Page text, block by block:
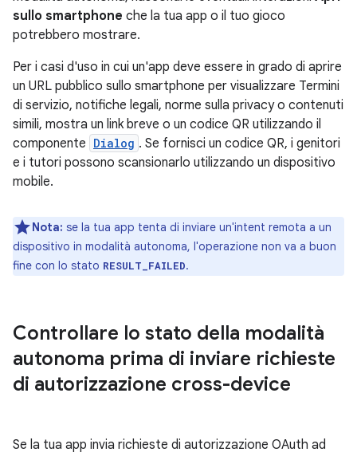
sullo smartphone che la tua app o il tuo gioco
potrebbero mostrare.
Per i casi d'uso in cui un'app deve essere in grado di aprire
un URL pubblico sullo smartphone per visualizzare Termini
di servizio, notifiche legali, norme sulla privacy o contenuti
simili, mostra un link breve o un codice QR utilizzando il
componente Dialog . Se fornisci un codice QR, i genitori
e i tutori possono scansionarlo utilizzando un dispositivo
mobile.
Nota: se la tua app tenta di inviare un'intent remota a un
dispositivo in modalità autonoma, l'operazione non va a buon
fine con lo stato RESULT_FAILED.
Controllare lo stato della modalità
autonoma prima di inviare richieste
di autorizzazione cross-device
Se la tua app invia richieste di autorizzazione OAuth ad